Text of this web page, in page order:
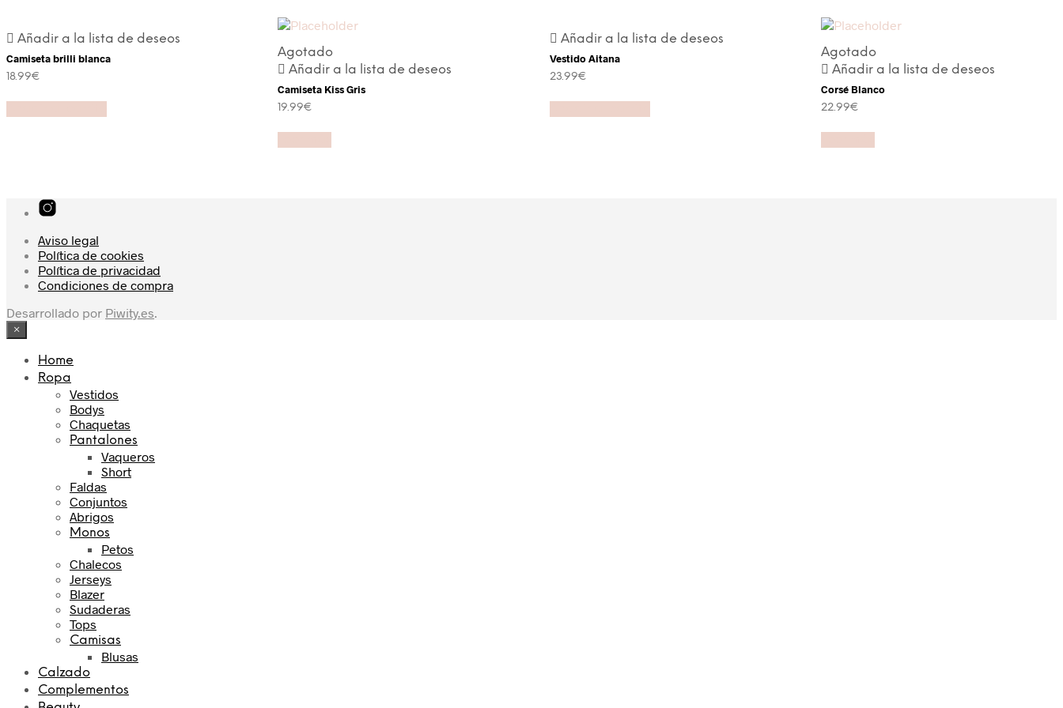
Añadir a la lista de deseos
Camiseta brilli blanca
18.99€
Agotado
Añadir a la lista de deseos
Camiseta Kiss Gris
19.99€
Añadir a la lista de deseos
Vestido Aitana
23.99€
Agotado
Añadir a la lista de deseos
Corsé Blanco
22.99€
Aviso legal
Política de cookies
Política de privacidad
Condiciones de compra
Desarrollado por Piwity.es.
×
Home
Ropa
Vestidos
Bodys
Chaquetas
Pantalones
Vaqueros
Short
Faldas
Conjuntos
Abrigos
Monos
Petos
Chalecos
Jerseys
Blazer
Sudaderas
Tops
Camisas
Blusas
Calzado
Complementos